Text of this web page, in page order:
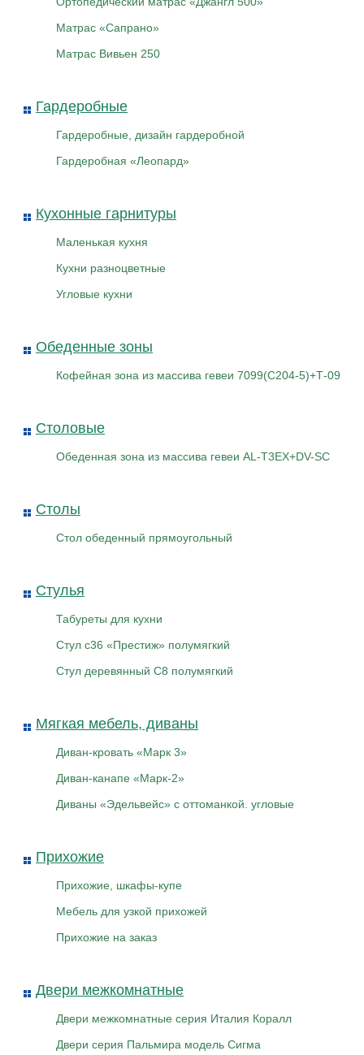
Матрас «Сапрано»
Матрас Вивьен 250
Гардеробные
Гардеробные, дизайн гардеробной
Гардеробная «Леопард»
Кухонные гарнитуры
Маленькая кухня
Кухни разноцветные
Угловые кухни
Обеденные зоны
Кофейная зона из массива гевеи 7099(С204-5)+Т-09
Столовые
Обеденная зона из массива гевеи AL-T3EX+DV-SC
Столы
Стол обеденный прямоугольный
Стулья
Табуреты для кухни
Стул с36 «Престиж» полумягкий
Стул деревянный С8 полумягкий
Мягкая мебель, диваны
Диван-кровать «Марк 3»
Диван-канапе «Марк-2»
Диваны «Эдельвейс» с оттоманкой. угловые
Прихожие
Прихожие, шкафы-купе
Мебель для узкой прихожей
Прихожие на заказ
Двери межкомнатные
Двери межкомнатные серия Италия Коралл
Двери серия Пальмира модель Сигма